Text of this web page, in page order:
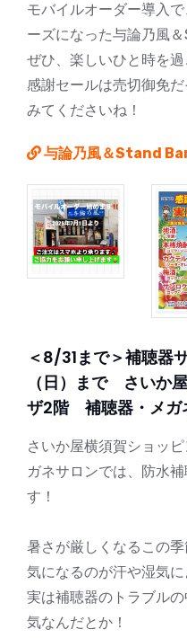
モバイルオーダー導入
ーズになった与論乃風＆
ぜひ、楽しいひと時を
感謝セールは売切御免
みてくださいね！
与論乃風＆Stand
＜8/31まで＞補聴器
（日）まで さいか
ザ2階 補聴器・メガ
さいか屋横須賀ショッ
ガネサロンでは、防水
す！
暑さが厳しくなるこの
気になるのが汗や湿気に
実は補聴器のトラブル
気なんだとか！